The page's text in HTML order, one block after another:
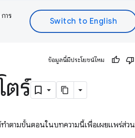
าร
ข้อมูลนี้มีประโยชน์ไหม
ตร์
าตามขั้นตอนในบทความนี้เพื่อเผยแพร่ส่วน